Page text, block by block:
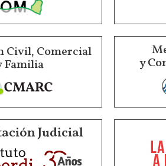
Civil, Comercial
Familia y
Judicial